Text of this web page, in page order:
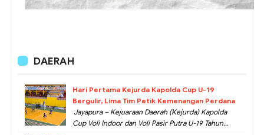
DAERAH
Hari Pertama Kejurda Kapolda Cup U-19
Bergulir, Lima Tim Petik Kemenangan Perdana
Jayapura – Kejuaraan Daerah (Kejurda) Kapolda
Cup Voli Indoor dan Voli Pasir Putra U-19 Tahun...